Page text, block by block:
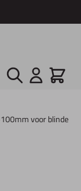
Zoek Cart
voor blinde